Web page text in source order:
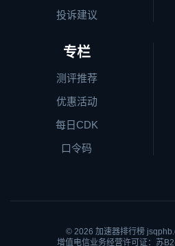
投诉建议
专栏
测评推荐
优惠活动
每日CDK
口令码
© 2026 加速器排行榜
增值电信业务经营许可证：苏